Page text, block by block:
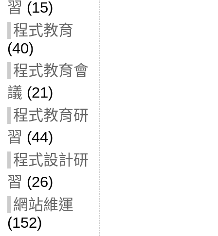
習 (15)
程式教育
(40)
程式教育會
議 (21)
程式教育研
習 (44)
程式設計研
習 (26)
網站維運
(152)